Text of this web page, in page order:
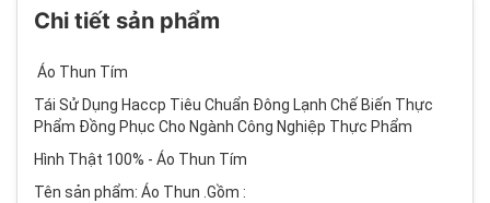
Chi tiết sản phẩm
Áo Thun Tím
Tái Sử Dụng Haccp Tiêu Chuẩn Đông Lạnh Chế Biến Thực
Phẩm Đồng Phục Cho Ngành Công Nghiệp Thực Phẩm
Hình Thật 100% - Áo Thun Tím
Tên sản phẩm: Áo Thun .Gồm :